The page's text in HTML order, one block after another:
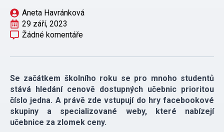
Aneta Havránková
29 září, 2023
Žádné komentáře
Se začátkem školního roku se pro mnoho studentů
stává hledání cenově dostupných učebnic prioritou
číslo jedna. A právě zde vstupují do hry facebookové
skupiny a specializované weby, které nabízejí
učebnice za zlomek ceny.